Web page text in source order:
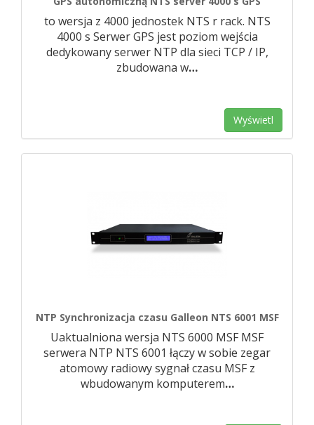
to wersja z 4000 jednostek NTS r rack. NTS
4000 s Serwer GPS jest poziom wejścia
dedykowany serwer NTP dla sieci TCP / IP,
zbudowana w…
Wyświetl
NTP Synchronizacja czasu Galleon NTS 6001 MSF
Uaktualniona wersja NTS 6000 MSF MSF
serwera NTP NTS 6001 łączy w sobie zegar
atomowy radiowy sygnał czasu MSF z
wbudowanym komputerem…